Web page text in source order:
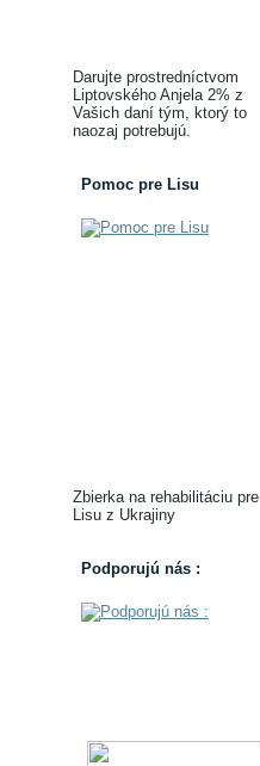
Darujte prostredníctvom
Liptovského Anjela 2% z
Vašich daní tým, ktorý to
naozaj potrebujú.
Pomoc pre Lisu
Zbierka na rehabilitáciu pre
Lisu z Ukrajiny
Podporujú nás :